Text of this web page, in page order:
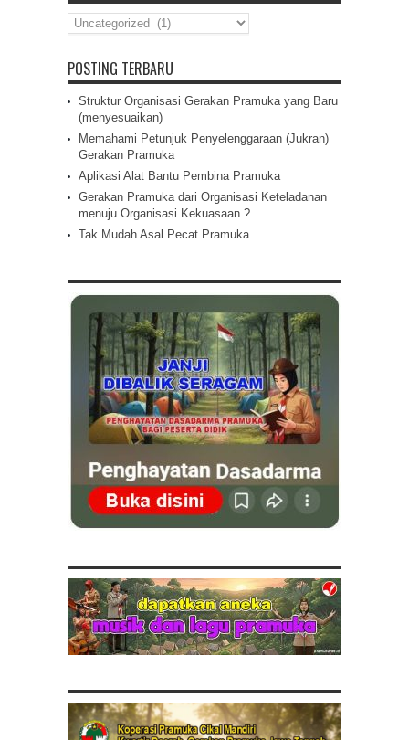
Daftar
Isi
POSTING TERBARU
Struktur Organisasi Gerakan Pramuka yang Baru
(menyesuaikan)
Memahami Petunjuk Penyelenggaraan (Jukran)
Gerakan Pramuka
Aplikasi Alat Bantu Pembina Pramuka
Gerakan Pramuka dari Organisasi Keteladanan
menuju Organisasi Kekuasaan ?
Tak Mudah Asal Pecat Pramuka